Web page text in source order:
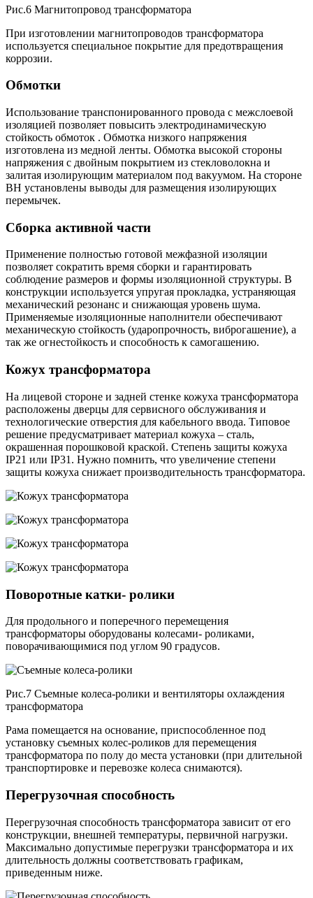
Рис.6 Магнитопровод трансформатора
При изготовлении магнитопроводов трансформатора
используется специальное покрытие для предотвращения
коррозии.
Обмотки
Использование транспонированного провода с межслоевой
изоляцией позволяет повысить электродинамическую
стойкость обмоток . Обмотка низкого напряжения
изготовлена из медной ленты. Обмотка высокой стороны
напряжения с двойным покрытием из стекловолокна и
залитая изолирующим материалом под вакуумом. На стороне
ВН установлены выводы для размещения изолирующих
перемычек.
Сборка активной части
Применение полностью готовой межфазной изоляции
позволяет сократить время сборки и гарантировать
соблюдение размеров и формы изоляционной структуры. В
конструкции используется упругая прокладка, устраняющая
механический резонанс и снижающая уровень шума.
Применяемые изоляционные наполнители обеспечивают
механическую стойкость (ударопрочность, виброгашение), а
так же огнестойкость и способность к самогашению.
Кожух трансформатора
На лицевой стороне и задней стенке кожуха трансформатора
расположены дверцы для сервисного обслуживания и
технологические отверстия для кабельного ввода. Типовое
решение предусматривает материал кожуха – сталь,
окрашенная порошковой краской. Степень защиты кожуха
IP21 или IP31. Нужно помнить, что увеличение степени
защиты кожуха снижает производительность трансформатора.
Поворотные катки- ролики
Для продольного и поперечного перемещения
трансформаторы оборудованы колесами- роликами,
поворачивающимися под углом 90 градусов.
Рис.7 Съемные колеса-ролики и вентиляторы охлаждения
трансформатора
Рама помещается на основание, приспособленное под
установку съемных колес-роликов для перемещения
трансформатора по полу до места установки (при длительной
транспортировке и перевозке колеса снимаются).
Перегрузочная способность
Перегрузочная способность трансформатора зависит от его
конструкции, внешней температуры, первичной нагрузки.
Максимально допустимые перегрузки трансформатора и их
длительность должны соответствовать графикам,
приведенным ниже.